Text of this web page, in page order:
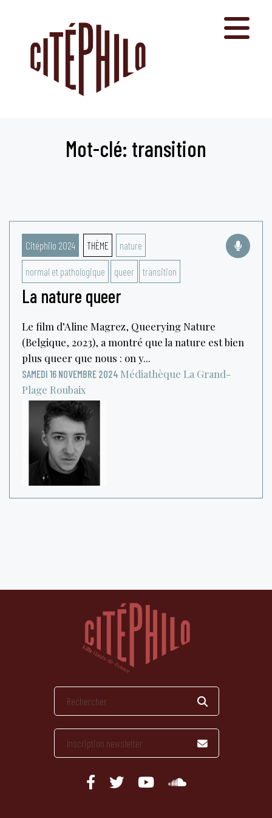
Mot-clé: transition
Citéphilo 2024 THÈME nature
normal et pathologique queer transition
La nature queer
Le film d’Aline Magrez, Queerying Nature
(Belgique, 2023), a montré que la nature est bien
plus queer que nous : on y...
SAMEDI 16 NOVEMBRE 2024 Médiathèque La Grand-
Plage Roubaix